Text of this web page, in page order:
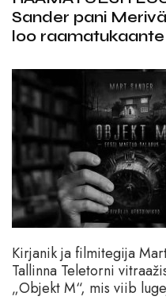
Sander pani
loo
Kirjanik ja filmitegija
Tallinna Teletorni
„Objekt M“, mis viib